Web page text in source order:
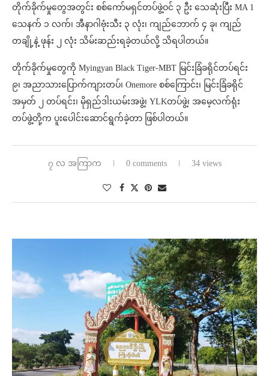
တိုက်ခိုက်မှုတွေအတွင်း စစ်ကော်မရှင်တပ်ဖွဲ့ဝင် ၃ ဦး သေဆုံးပြီး MA 1
သေနက် ၁ လက်၊ အီနာဂါဗုံးသီး ၃ လုံး၊ ကျည်ဘောက် ၄ ခု၊ ကျည်
တချို့နဲ့ ဖုန်း ၂ လုံး သိမ်းဆည်းရခဲ့တယ်လို့ သိရပါတယ်။
တိုက်ခိုက်မှုတွေကို Myingyan Black Tiger-MBT မြင်းခြံခရိုင်တပ်ရင်း
၉၊ အညာသားပြောက်ကျားတပ်၊ Onemore စစ်ကြောင်း၊ မြင်းခြံခရိုင်
အမှတ် ၂ တပ်ရင်း၊ မိုရှည်ဒါးယမ်းအဖွဲ့၊ YLKတပ်ဖွဲ့၊ အမေ့လက်ရုံး
တပ်ဖွဲ့တို့က ပူးပေါင်းဆောင်ရွက်ခဲ့တာ ဖြစ်ပါတယ်။
၇ လ အကြာက 0 comments 34 views